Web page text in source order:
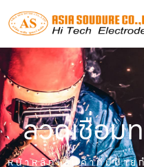
ลวดเชื่อ
หน้าหลัก›สินค้าที่มีป้า